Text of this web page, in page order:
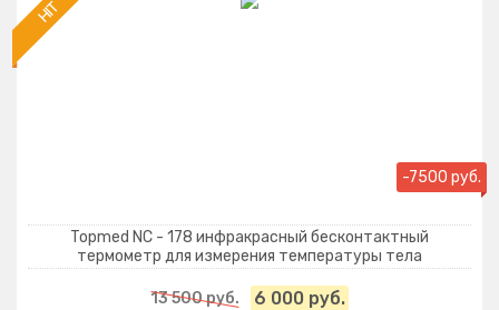
-7500 руб.
HIT
Topmed NC - 178 инфракрасный бесконтактный
термометр для измерения температуры тела
13 500 руб. 6 000 руб.